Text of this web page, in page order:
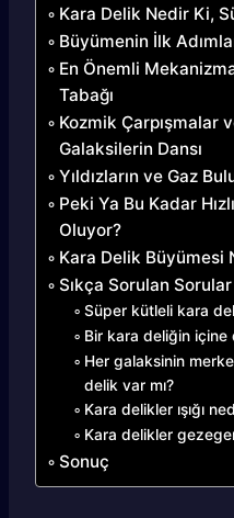
Kara Delik Nedir Ki,
Büyümenin İlk
En Önemli
Tabağı
Kozmik Çarpışmalar
Galaksilerin Dansı
Yıldızların ve Gaz
Peki Ya Bu Kadar
Oluyor?
Kara Delik Büyümesi
Sıkça Sorulan Sorular
Süper kütleli kara
Bir kara deliğin içine
Her galaksinin
delik var mı?
Kara delikler ışığı
Kara delikler
Sonuç